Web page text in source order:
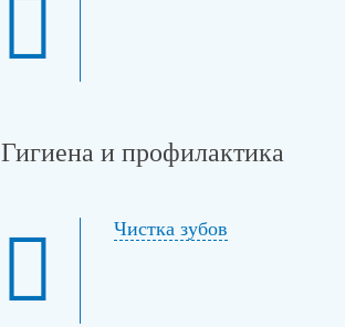
Гигиена и профилактика
Чистка зубов